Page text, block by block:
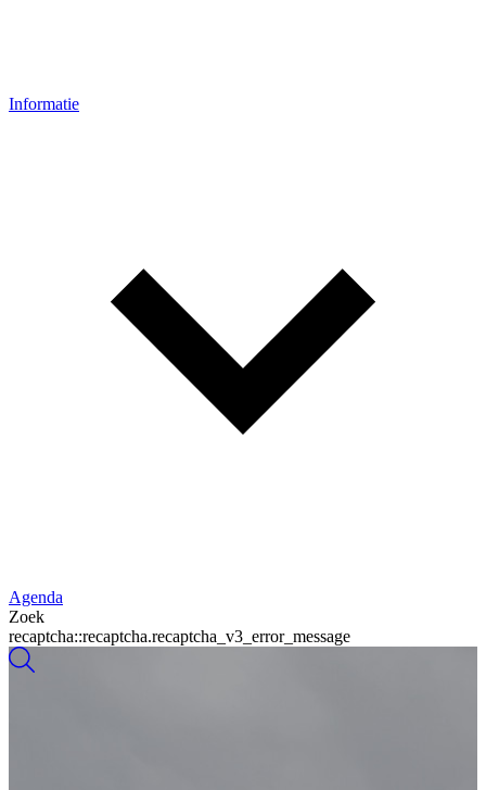
Informatie
Agenda
Zoek
recaptcha::recaptcha.recaptcha_v3_error_message